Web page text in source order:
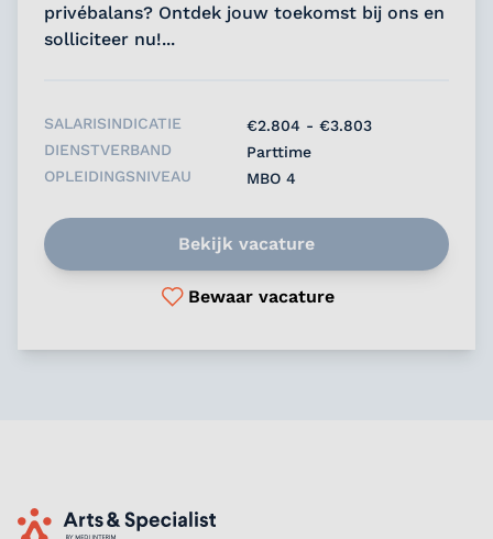
privébalans? Ontdek jouw toekomst bij ons en
solliciteer nu!...
SALARISINDICATIE
€2.804 - €3.803
DIENSTVERBAND
Parttime
OPLEIDINGSNIVEAU
MBO 4
Bekijk vacature
Bewaar vacature